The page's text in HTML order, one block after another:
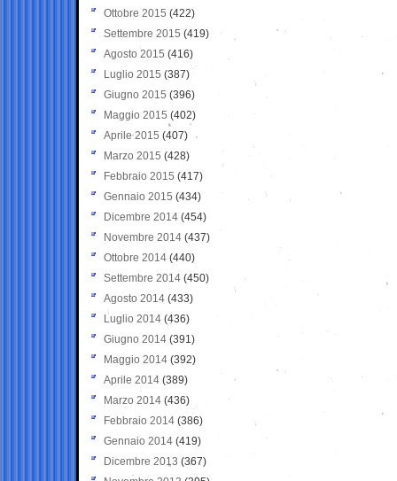
Ottobre 2015 (422)
Settembre 2015 (419)
Agosto 2015 (416)
Luglio 2015 (387)
Giugno 2015 (396)
Maggio 2015 (402)
Aprile 2015 (407)
Marzo 2015 (428)
Febbraio 2015 (417)
Gennaio 2015 (434)
Dicembre 2014 (454)
Novembre 2014 (437)
Ottobre 2014 (440)
Settembre 2014 (450)
Agosto 2014 (433)
Luglio 2014 (436)
Giugno 2014 (391)
Maggio 2014 (392)
Aprile 2014 (389)
Marzo 2014 (436)
Febbraio 2014 (386)
Gennaio 2014 (419)
Dicembre 2013 (367)